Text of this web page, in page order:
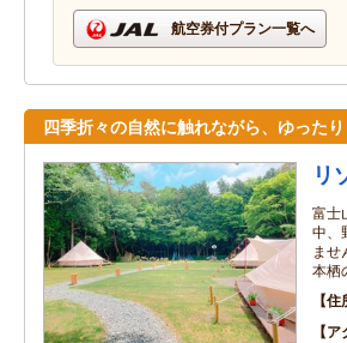
航空券付プラン一覧へ
四季折々の自然に触れながら、ゆった
リ
富士
中、
ませ
本栖
住
ア